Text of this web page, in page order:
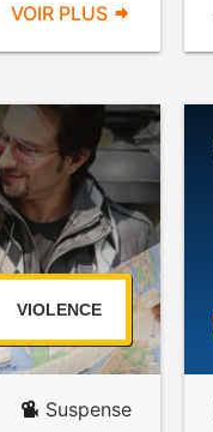
VOIR PLUS
VIOLENCE
Suspense